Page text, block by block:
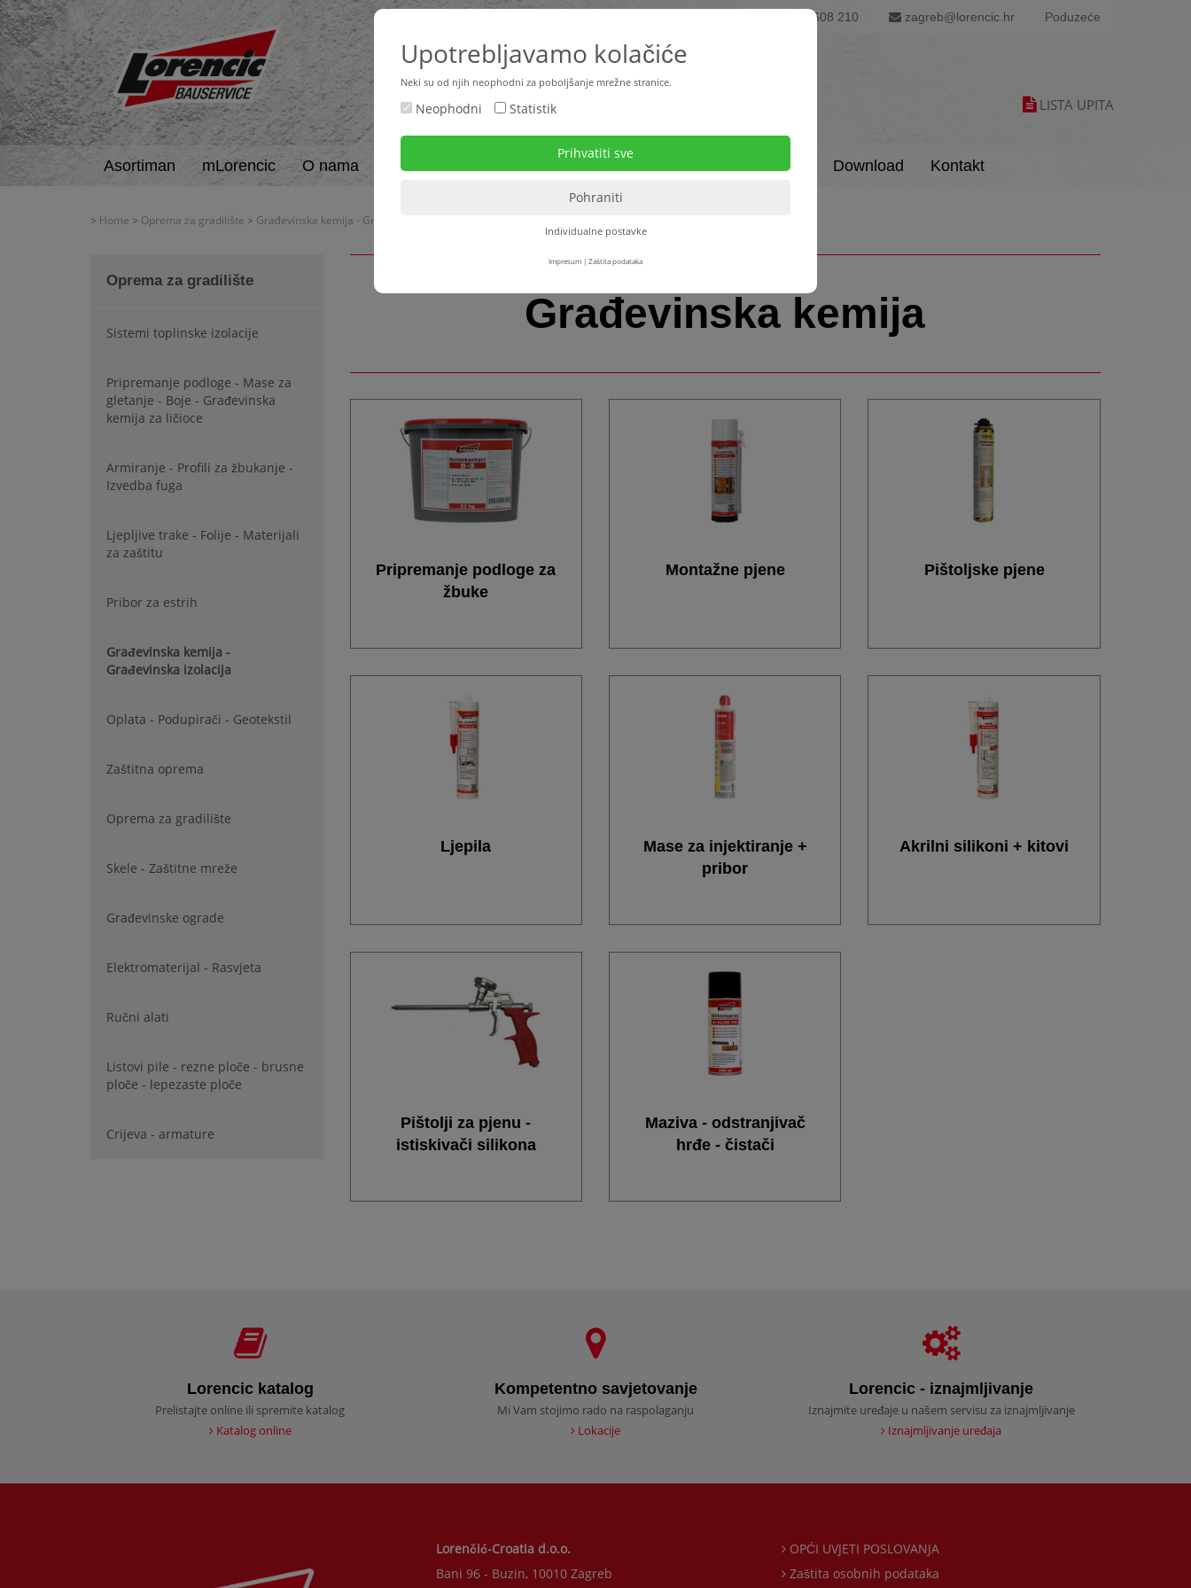
+385 1 6608 210 zagreb@lorencic.hr Poduzeće
LISTA UPITA
Asortiman mLorencic O nama Aktualno Servis Download Kontakt
> Home > Oprema za gradilište > Građevinska kemija - Građevinska izolacija
Oprema za gradilište
Sistemi toplinske izolacije
Pripremanje podloge - Mase za
gletanje - Boje - Građevinska
kemija za ličioce
Armiranje - Profili za žbukanje -
Izvedba fuga
Ljepljive trake - Folije - Materijali
za zaštitu
Pribor za estrih
Građevinska kemija -
Građevinska izolacija
Oplata - Podupirači - Geotekstil
Zaštitna oprema
Oprema za gradilište
Skele - Zaštitne mreže
Građevinske ograde
Elektromaterijal - Rasvjeta
Ručni alati
Listovi pile - rezne ploče - brusne
ploče - lepezaste ploče
Crijeva - armature
Građevinska kemija
Pripremanje podloge za
žbuke
Montažne pjene Pištoljske pjene
Ljepila
Mase za injektiranje +
pribor
Akrilni silikoni + kitovi
Pištolji za pjenu -
istiskivači silikona
Maziva - odstranjivač
hrđe - čistači
Lorencic katalog
Prelistajte online ili spremite katalog
Katalog online
Kompetentno savjetovanje
Mi Vam stojimo rado na raspolaganju
Lokacije
Lorencic - iznajmljivanje
Iznajmite uređaje u našem servisu za iznajmljivanje
Iznajmljivanje uređaja
Lorenčić-Croatia d.o.o.
Bani 96 - Buzin, 10010 Zagreb
OPĆI UVJETI POSLOVANJA
Zaštita osobnih podataka
Upotrebljavamo kolačiće
Neki su od njih neophodni za poboljšanje mrežne stranice.
Neophodni Statistik
Individualne postavke
Impresum | Zaštita podataka